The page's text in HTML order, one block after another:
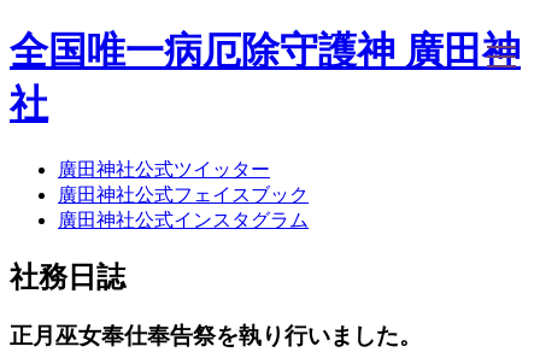
全国唯一病厄除守護神 廣田神
社
ホーム
社務日誌
お知らせ
年間祭事のご案内
お願いごと
神前結婚式
廣田神社公式ツイッター
廣田神社公式フェイスブック
廣田神社公式インスタグラム
社務日誌
正月巫女奉仕奉告祭を執り行いました。